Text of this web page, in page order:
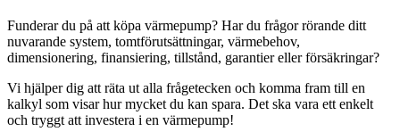
Funderar du på att köpa värmepump? Har du frågor rörande ditt
nuvarande system, tomtförutsättningar, värmebehov,
dimensionering, finansiering, tillstånd, garantier eller försäkringar?
Vi hjälper dig att räta ut alla frågetecken och komma fram till en
kalkyl som visar hur mycket du kan spara. Det ska vara ett enkelt
och tryggt att investera i en värmepump!